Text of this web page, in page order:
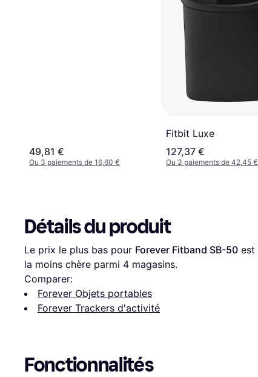
49,81 €
Ou 3 paiements de 16,60 €
Fitbit Luxe
127,37 €
Ou 3 paiements de 42,45 €
Détails du produit
Le prix le plus bas pour Forever Fitband SB-50 est
la moins chère parmi 4 magasins.
Comparer:
Forever Objets portables
Forever Trackers d'activité
Fonctionnalités